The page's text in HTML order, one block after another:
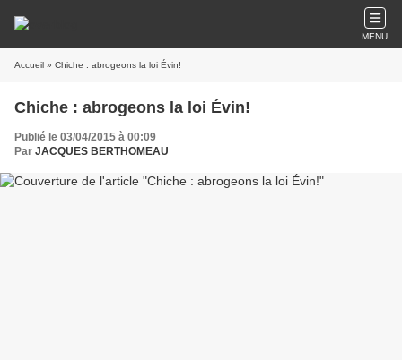
MENU
Accueil » Chiche : abrogeons la loi Évin!
Chiche : abrogeons la loi Évin!
Publié le 03/04/2015 à 00:09
Par JACQUES BERTHOMEAU